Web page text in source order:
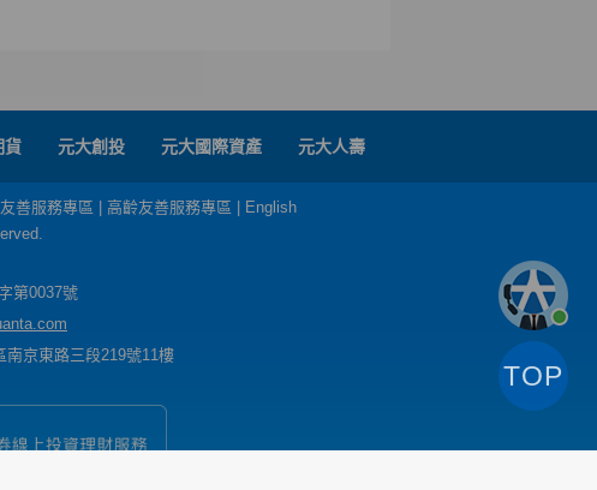
貨 元大創投 元大國際資產 元大人壽
善服務專區 高齡友善服務專區
English
第0037號
南京東路三段219號11樓
TOP